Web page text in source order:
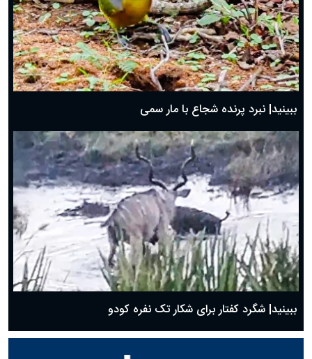
ببینید| نبرد پرنده شجاع با مار سمی
ببینید| شگرد کفتار برای شکار تک نفره کودو